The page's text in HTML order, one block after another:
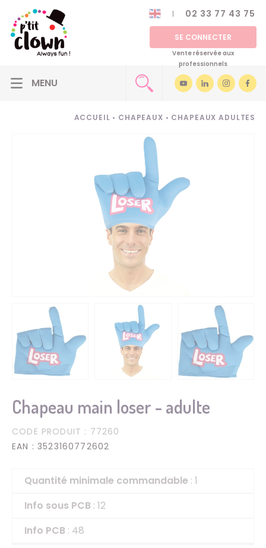
02 33 77 43 75
SE CONNECTER
Vente réservée aux
professionnels
ACCUEIL • CHAPEAUX • CHAPEAUX ADULTES
Chapeau main loser - adulte
CODE PRODUIT : 77260
EAN : 3523160772602
Quantité minimale commandable : 1
Info sous PCB : 12
Info PCB : 48